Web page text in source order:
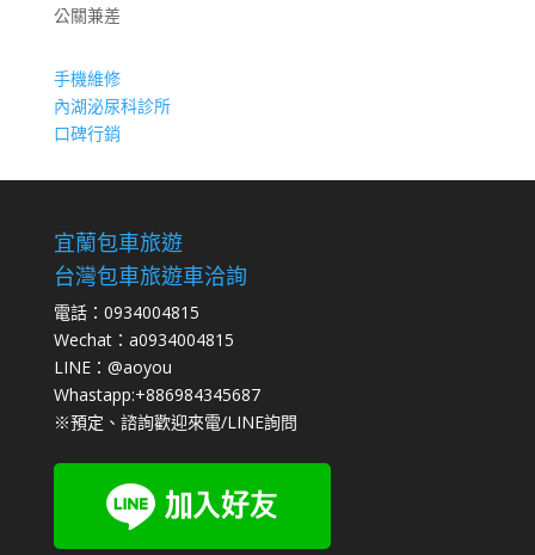
公關兼差
手機維修
內湖泌尿科診所
口碑行銷
宜蘭包車旅遊
台灣包車旅遊車洽詢
電話：0934004815
Wechat：a0934004815
LINE：@aoyou
Whastapp:+886984345687
※預定、諮詢歡迎來電/LINE詢問